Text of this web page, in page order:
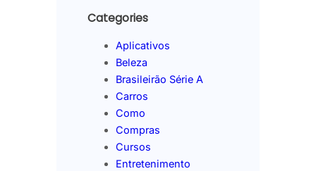
Categories
Aplicativos
Beleza
Brasileirão Série A
Carros
Como
Compras
Cursos
Entretenimento